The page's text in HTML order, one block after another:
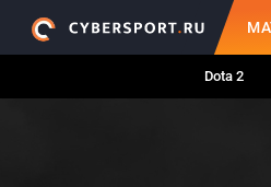
Dota 2